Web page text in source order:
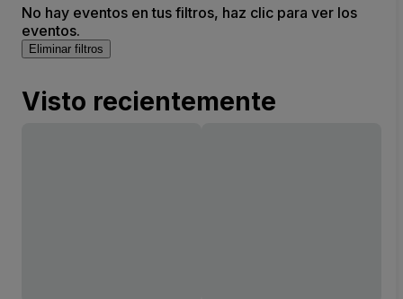
No hay eventos en tus filtros, haz clic para ver los
eventos.
Eliminar filtros
Visto recientemente